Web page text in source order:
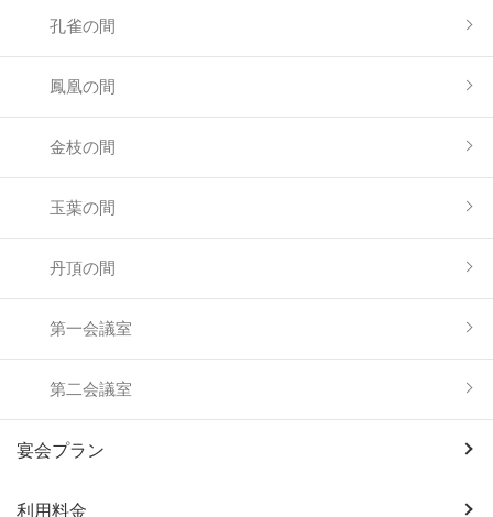
孔雀の間
鳳凰の間
金枝の間
玉葉の間
丹頂の間
第一会議室
第二会議室
宴会プラン
利用料金